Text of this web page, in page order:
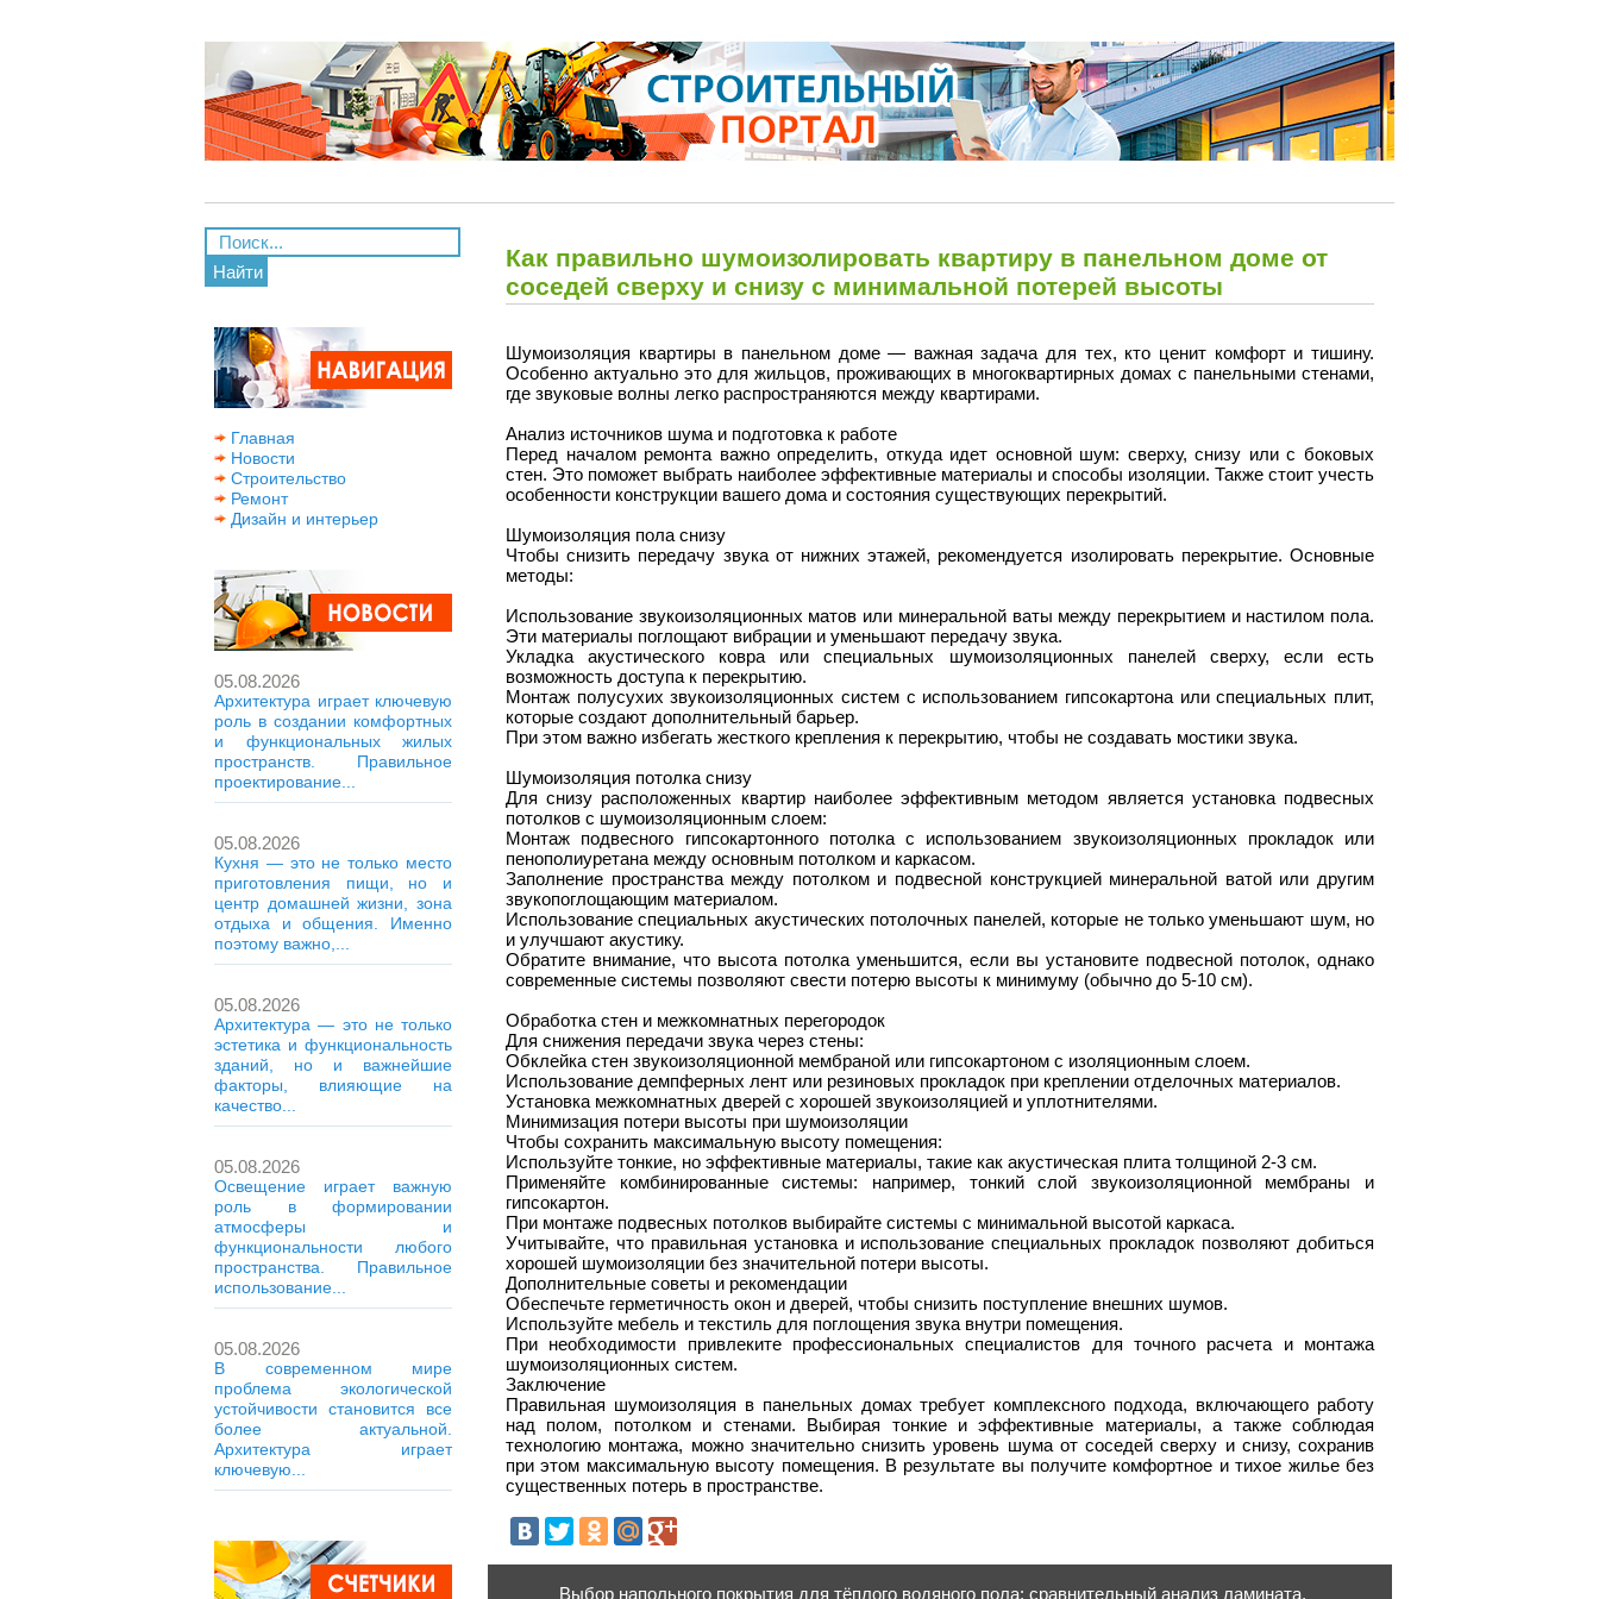
Найти
Главная
Новости
Строительство
Ремонт
Дизайн и интерьер
05.08.2026
Архитектура играет ключевую
роль в создании комфортных
и функциональных жилых
пространств. Правильное
проектирование...
05.08.2026
Кухня — это не только место
приготовления пищи, но и
центр домашней жизни, зона
отдыха и общения. Именно
поэтому важно,...
05.08.2026
Архитектура — это не только
эстетика и функциональность
зданий, но и важнейшие
факторы, влияющие на
качество...
05.08.2026
Освещение играет важную
роль в формировании
атмосферы и
функциональности любого
пространства. Правильное
использование...
05.08.2026
В современном мире
проблема экологической
устойчивости становится все
более актуальной.
Архитектура играет
ключевую...
Как правильно шумоизолировать квартиру в панельном доме от
соседей сверху и снизу с минимальной потерей высоты
Шумоизоляция квартиры в панельном доме — важная задача для тех, кто ценит комфорт и тишину.
Особенно актуально это для жильцов, проживающих в многоквартирных домах с панельными стенами,
где звуковые волны легко распространяются между квартирами.
Анализ источников шума и подготовка к работе
Перед началом ремонта важно определить, откуда идет основной шум: сверху, снизу или с боковых
стен. Это поможет выбрать наиболее эффективные материалы и способы изоляции. Также стоит учесть
особенности конструкции вашего дома и состояния существующих перекрытий.
Шумоизоляция пола снизу
Чтобы снизить передачу звука от нижних этажей, рекомендуется изолировать перекрытие. Основные
методы:
Использование звукоизоляционных матов или минеральной ваты между перекрытием и настилом пола.
Эти материалы поглощают вибрации и уменьшают передачу звука.
Укладка акустического ковра или специальных шумоизоляционных панелей сверху, если есть
возможность доступа к перекрытию.
Монтаж полусухих звукоизоляционных систем с использованием гипсокартона или специальных плит,
которые создают дополнительный барьер.
При этом важно избегать жесткого крепления к перекрытию, чтобы не создавать мостики звука.
Шумоизоляция потолка снизу
Для снизу расположенных квартир наиболее эффективным методом является установка подвесных
потолков с шумоизоляционным слоем:
Монтаж подвесного гипсокартонного потолка с использованием звукоизоляционных прокладок или
пенополиуретана между основным потолком и каркасом.
Заполнение пространства между потолком и подвесной конструкцией минеральной ватой или другим
звукопоглощающим материалом.
Использование специальных акустических потолочных панелей, которые не только уменьшают шум, но
и улучшают акустику.
Обратите внимание, что высота потолка уменьшится, если вы установите подвесной потолок, однако
современные системы позволяют свести потерю высоты к минимуму (обычно до 5-10 см).
Обработка стен и межкомнатных перегородок
Для снижения передачи звука через стены:
Обклейка стен звукоизоляционной мембраной или гипсокартоном с изоляционным слоем.
Использование демпферных лент или резиновых прокладок при креплении отделочных материалов.
Установка межкомнатных дверей с хорошей звукоизоляцией и уплотнителями.
Минимизация потери высоты при шумоизоляции
Чтобы сохранить максимальную высоту помещения:
Используйте тонкие, но эффективные материалы, такие как акустическая плита толщиной 2-3 см.
Применяйте комбинированные системы: например, тонкий слой звукоизоляционной мембраны и
гипсокартон.
При монтаже подвесных потолков выбирайте системы с минимальной высотой каркаса.
Учитывайте, что правильная установка и использование специальных прокладок позволяют добиться
хорошей шумоизоляции без значительной потери высоты.
Дополнительные советы и рекомендации
Обеспечьте герметичность окон и дверей, чтобы снизить поступление внешних шумов.
Используйте мебель и текстиль для поглощения звука внутри помещения.
При необходимости привлеките профессиональных специалистов для точного расчета и монтажа
шумоизоляционных систем.
Заключение
Правильная шумоизоляция в панельных домах требует комплексного подхода, включающего работу
над полом, потолком и стенами. Выбирая тонкие и эффективные материалы, а также соблюдая
технологию монтажа, можно значительно снизить уровень шума от соседей сверху и снизу, сохранив
при этом максимальную высоту помещения. В результате вы получите комфортное и тихое жилье без
существенных потерь в пространстве.
Выбор напольного покрытия для тёплого водяного пола: сравнительный анализ ламината,